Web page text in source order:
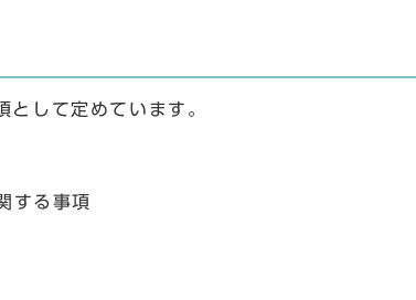
して定めています。
する事項